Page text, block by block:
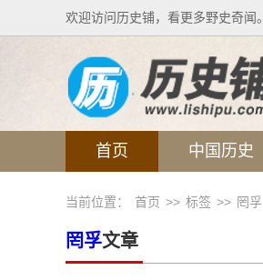
欢迎访问历史铺，看更多野史奇闻。
首页 中国历史
当前位置： 首页 >> 标签 >> 罔孚
罔孚文章